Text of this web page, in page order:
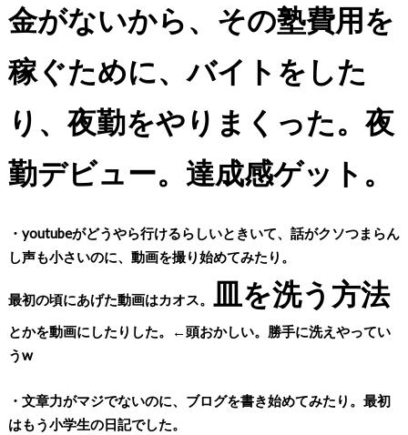
金がないから、その塾費用を
稼ぐために、バイトをした
り、夜勤をやりまくった。夜
勤デビュー。達成感ゲット。
・youtubeがどうやら行けるらしいときいて、話がクソつまらん
し声も小さいのに、動画を撮り始めてみたり。
最初の頃にあげた動画はカオス。 皿を洗う方法
とかを動画にしたりした。←頭おかしい。勝手に洗えやってい
うw
・文章力がマジでないのに、ブログを書き始めてみたり。最初
はもう小学生の日記でした。